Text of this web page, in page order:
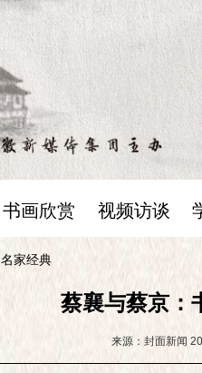
书画欣赏 视频访谈
名家经典
蔡襄与蔡京：
来源：封面新闻